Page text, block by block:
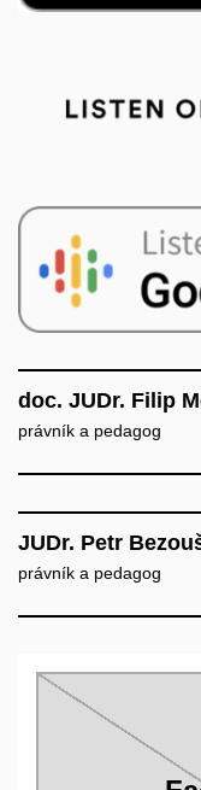
doc. JUDr. Filip
právník a pedagog
JUDr. Petr
právník a pedagog